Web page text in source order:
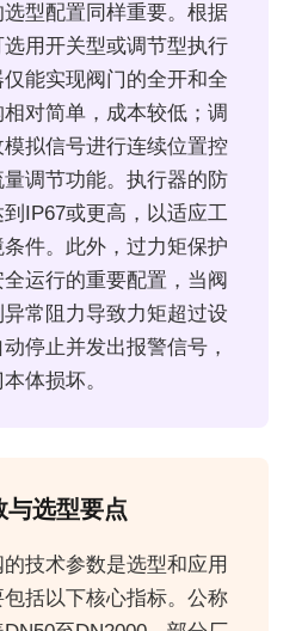
型配置同样重要。根据
用开关型或调节型执行
能实现阀门的全开和全
对简单，成本较低；调
拟信号进行连续位置控
调节功能。执行器的防
IP67或更高，以适应工
件。此外，过力矩保护
运行的重要配置，当阀
常阻力导致力矩超过设
停止并发出报警信号，
体损坏。
与选型要点
技术参数是选型和应用
括以下核心指标。公称